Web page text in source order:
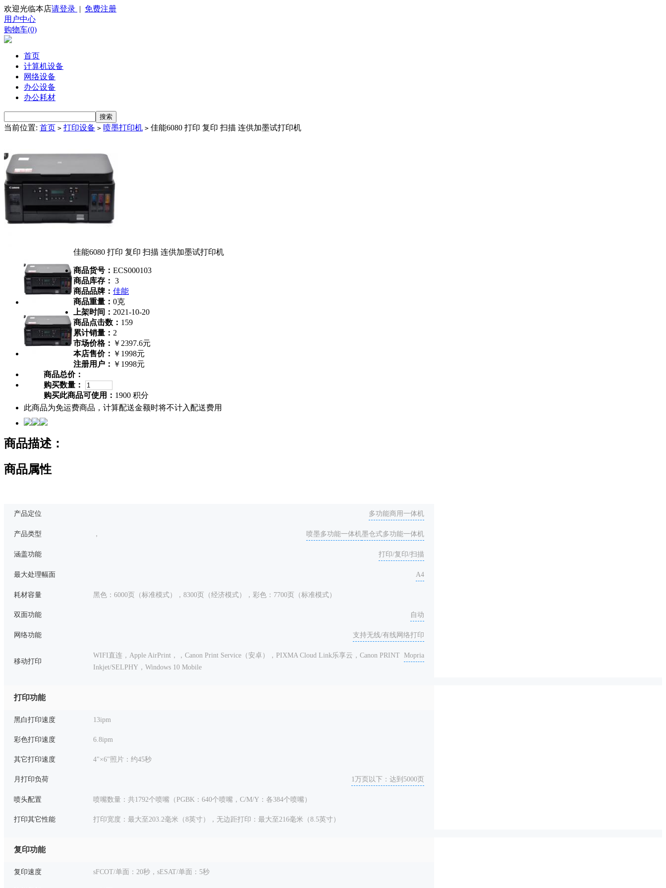
欢迎光临本店请登录 | 免费注册
用户中心
购物车(0)
首页
计算机设备
网络设备
办公设备
办公耗材
当前位置: 首页 > 打印设备 > 喷墨打印机 > 佳能6080 打印 复印 扫描 连供加墨试打印机
佳能6080 打印 复印 扫描 连供加墨试打印机
商品货号： ECS000103
商品库存： 3
商品品牌： 佳能
商品重量： 0克
上架时间： 2021-10-20
商品点击数： 159
累计销量： 2
市场价格： ￥2397.6元
本店售价： ￥1998元
注册用户： ￥1998元
商品总价：
购买数量：
购买此商品可使用： 1900 积分
此商品为免运费商品，计算配送金额时将不计入配送费用
商品描述：
商品属性
产品定位 多功能商用一体机
产品类型 墨仓式多功能一体机
， 喷墨多功能一体机
涵盖功能 打印/复印/扫描
最大处理幅面 A4
耗材容量 黑色：6000页（标准模式），8300页（经济模式），彩色：7700页（标准模式）
双面功能 自动
网络功能 支持无线/有线网络打印
移动打印
WIFI直连，Apple AirPrint， Mopria
，Canon Print Service（安卓），PIXMA Cloud Link乐享云，Canon PRINT
Inkjet/SELPHY，Windows 10 Mobile
打印功能
黑白打印速度 13ipm
彩色打印速度 6.8ipm
其它打印速度 4"×6"照片：约45秒
月打印负荷 1万页以下：达到5000页
喷头配置 喷嘴数量：共1792个喷嘴（PGBK：640个喷嘴，C/M/Y：各384个喷嘴）
打印其它性能 打印宽度：最大至203.2毫米（8英寸），无边距打印：最大至216毫米（8.5英寸）
复印功能
复印速度 sFCOT/单面：20秒，sESAT/单面：5秒